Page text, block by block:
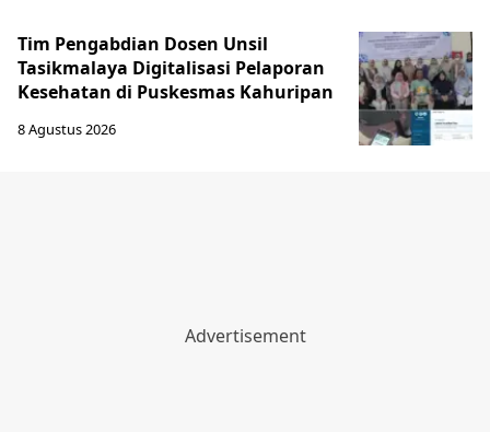
Tim Pengabdian Dosen Unsil
Tasikmalaya Digitalisasi Pelaporan
Kesehatan di Puskesmas Kahuripan
8 Agustus 2026